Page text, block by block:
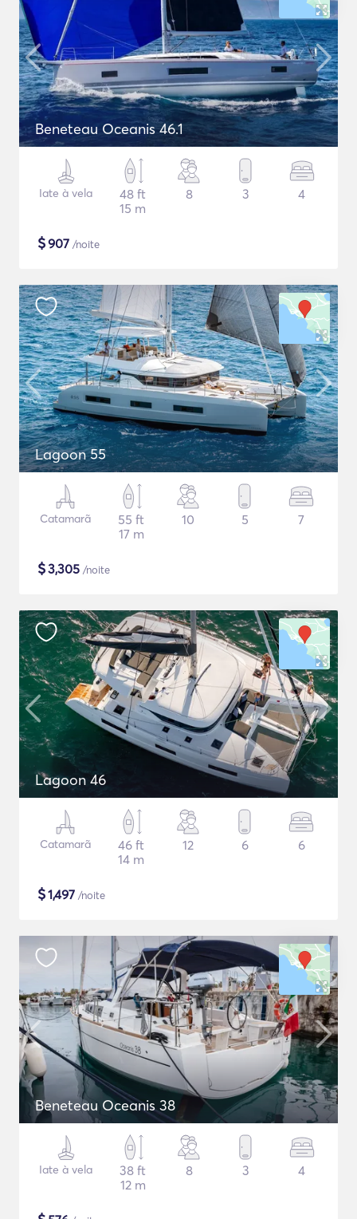
Beneteau Oceanis 46.1
Iate à vela
48 ft
15 m
8 3 4
$907 /noite
Lagoon 55
Catamarã
55 ft
17 m
10 5 7
$3,305 /noite
Lagoon 46
Catamarã
46 ft
14 m
12 6 6
$1,497 /noite
Beneteau Oceanis 38
Iate à vela
38 ft
12 m
8 3 4